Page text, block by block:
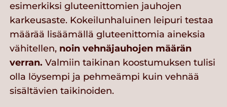
esimerkiksi gluteenittomien jauhojen
karkeusaste. Kokeilunhaluinen leipuri testaa
määrää lisäämällä gluteenittomia aineksia
vähitellen, noin vehnäjauhojen määrän
verran. Valmiin taikinan koostumuksen tulisi
olla löysempi ja pehmeämpi kuin vehnää
sisältävien taikinoiden.